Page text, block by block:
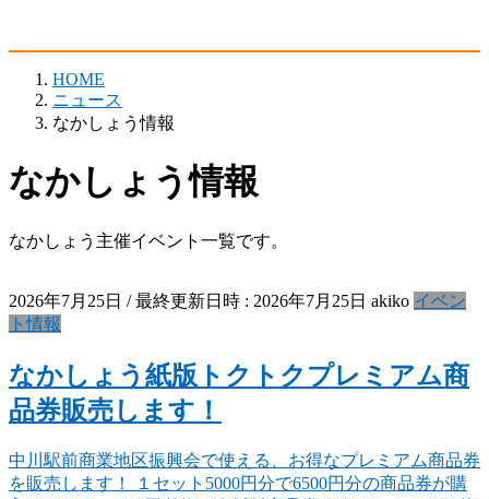
HOME
ニュース
なかしょう情報
なかしょう情報
なかしょう主催イベント一覧です。
2026年7月25日 / 最終更新日時 : 2026年7月25日 akiko イベン
ト情報
なかしょう紙版トクトクプレミアム商
品券販売します！
中川駅前商業地区振興会で使える、お得なプレミアム商品券
を販売します！ １セット5000円分で6500円分の商品券が購